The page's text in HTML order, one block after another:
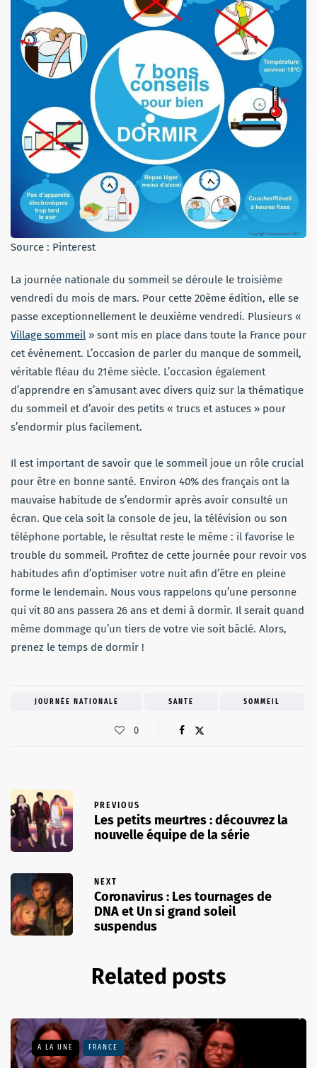
Source : Pinterest
La journée nationale du sommeil se déroule le troisième
vendredi du mois de mars. Pour cette 20ème édition, elle se
passe exceptionnellement le deuxième vendredi. Plusieurs «
Village sommeil » sont mis en place dans toute la France pour
cet événement. L’occasion de parler du manque de sommeil,
véritable fléau du 21ème siècle. L’occasion également
d’apprendre en s’amusant avec divers quiz sur la thématique
du sommeil et d’avoir des petits « trucs et astuces » pour
s’endormir plus facilement.
Il est important de savoir que le sommeil joue un rôle crucial
pour être en bonne santé. Environ 40% des français ont la
mauvaise habitude de s’endormir après avoir consulté un
écran. Que cela soit la console de jeu, la télévision ou son
téléphone portable, le résultat reste le même : il favorise le
trouble du sommeil. Profitez de cette journée pour revoir vos
habitudes afin d’optimiser votre nuit afin d’être en pleine
forme le lendemain. Nous vous rappelons qu’une personne
qui vit 80 ans passera 26 ans et demi à dormir. Il serait quand
même dommage qu’un tiers de votre vie soit bâclé. Alors,
prenez le temps de dormir !
JOURNÉE NATIONALE SANTE SOMMEIL
0
PREVIOUS
Les petits meurtres : découvrez la
nouvelle équipe de la série
NEXT
Coronavirus : Les tournages de
DNA et Un si grand soleil
suspendus
Related posts
A LA UNE FRANCE